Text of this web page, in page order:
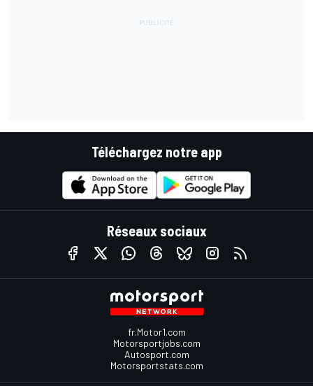
Téléchargez notre app
Réseaux sociaux
fr.Motor1.com
Motorsportjobs.com
Autosport.com
Motorsportstats.com